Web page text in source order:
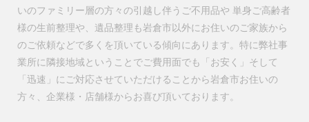
いのファミリー層の方々の引越し伴うご不用品や 単身ご高齢者
様の生前整理や、遺品整理も岩倉市以外にお住いのご家族から
のご依頼などで多くを頂いている傾向にあります。特に弊社事
業所に隣接地域ということでご費用面でも「お安く」そして
「迅速」にご対応させていただけることから岩倉市お住いの
方々、企業様・店舗様からお喜び頂いております。